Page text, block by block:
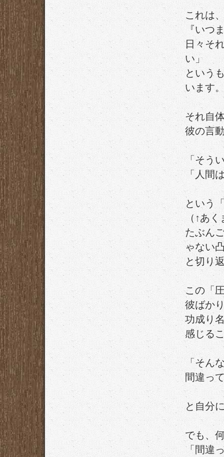
これは
『いつ
日々そ
い」
という
います
それ自
彼の言
「そう
「人間
という
（↑あく
たぶん
ゃない
と切り
この「
彼ばか
功成り
感じる
「そん
間違っ
と自分
でも、
「間違